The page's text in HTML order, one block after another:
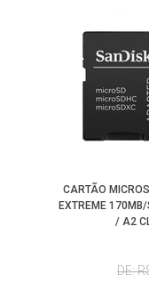
CARTÃO
EXTREME
/ A2
DE: